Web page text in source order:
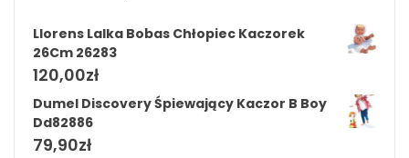
Llorens Lalka Bobas Chłopiec Kaczorek
26Cm 26283
120,00zł
Dumel Discovery Śpiewający Kaczor B Boy
Dd82886
79,90zł